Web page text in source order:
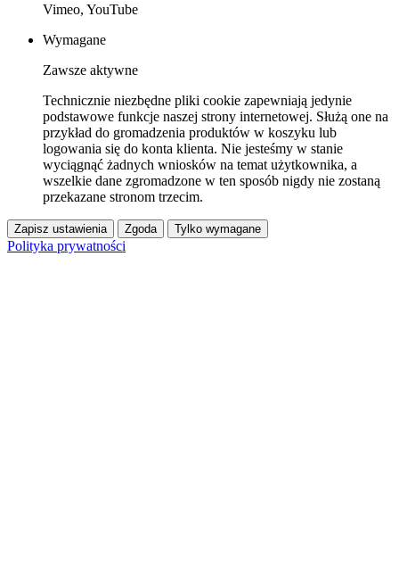
Vimeo, YouTube
Wymagane
Zawsze aktywne
Technicznie niezbędne pliki cookie zapewniają jedynie
podstawowe funkcje naszej strony internetowej. Służą one na
przykład do gromadzenia produktów w koszyku lub
logowania się do konta klienta. Nie jesteśmy w stanie
wyciągnąć żadnych wniosków na temat użytkownika, a
wszelkie dane zgromadzone w ten sposób nigdy nie zostaną
przekazane stronom trzecim.
Zapisz ustawienia Zgoda Tylko wymagane
Polityka prywatności